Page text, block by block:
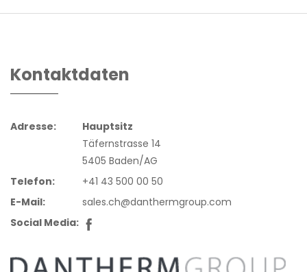
Kontaktdaten
Adresse:
Hauptsitz
Täfernstrasse 14
5405 Baden/AG
Telefon:
+41 43 500 00 50
E-Mail:
sales.ch@danthermgroup.com
Social Media: